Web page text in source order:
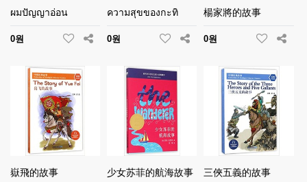
ผมปัญญาอ่อน
0원
ความสุขของกะทิ
0원
楊家將的故事
0원
嶽飛的故事 少女苏菲的航海故事 三俠五義的故事